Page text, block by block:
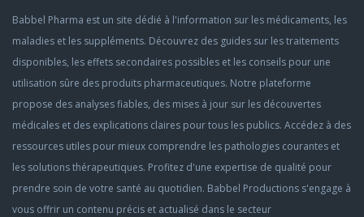
Babbel Pharma est un site dédié à l'information sur les médicaments, les
maladies et les suppléments. Découvrez des guides sur les traitements
disponibles, les effets secondaires possibles et les conseils pour une
utilisation sûre des produits pharmaceutiques. Notre plateforme
propose des analyses fiables, des mises à jour sur les découvertes
médicales et des explications claires pour tous les publics. Accédez à des
ressources utiles pour mieux comprendre les pathologies courantes et
les solutions thérapeutiques. Profitez d'une expertise de qualité pour
prendre soin de votre santé au quotidien. Babbel Productions s'engage à
vous offrir un contenu précis et actualisé dans le secteur